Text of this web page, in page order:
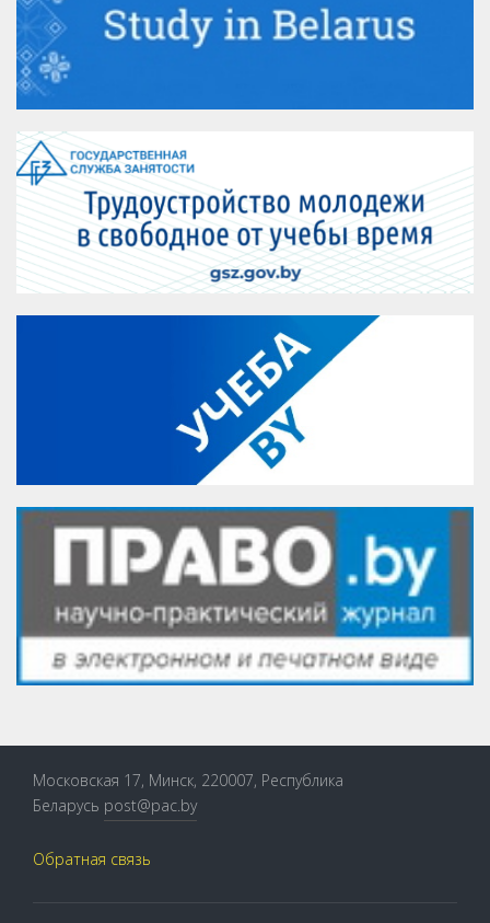
Московская 17, Минск, 220007, Республика
Беларусь post@pac.by
Обратная связь